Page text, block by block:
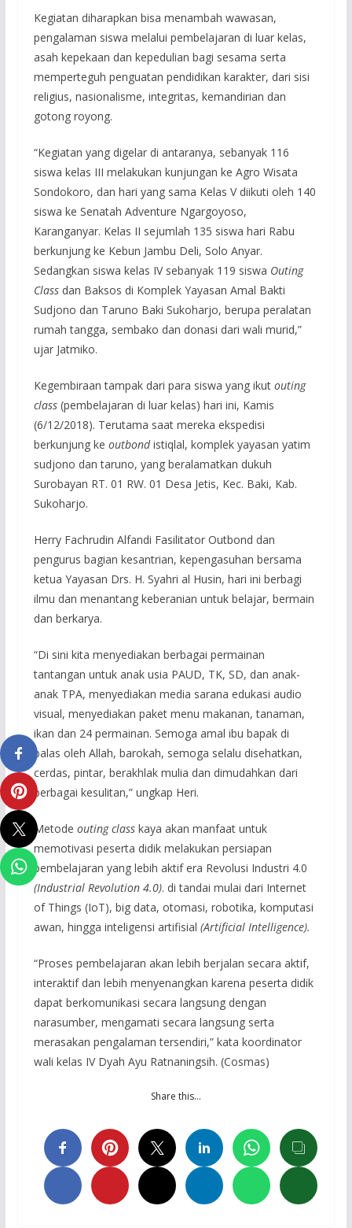
Kegiatan diharapkan bisa menambah wawasan,
pengalaman siswa melalui pembelajaran di luar kelas,
asah kepekaan dan kepedulian bagi sesama serta
memperteguh penguatan pendidikan karakter, dari sisi
religius, nasionalisme, integritas, kemandirian dan
gotong royong.
“Kegiatan yang digelar di antaranya, sebanyak 116
siswa kelas III melakukan kunjungan ke Agro Wisata
Sondokoro, dan hari yang sama Kelas V diikuti oleh 140
siswa ke Senatah Adventure Ngargoyoso,
Karanganyar. Kelas II sejumlah 135 siswa hari Rabu
berkunjung ke Kebun Jambu Deli, Solo Anyar.
Sedangkan siswa kelas IV sebanyak 119 siswa Outing
Classdan Baksos di Komplek Yayasan Amal Bakti
Sudjono dan Taruno Baki Sukoharjo, berupa peralatan
rumah tangga, sembako dan donasi dari wali murid,”
ujar Jatmiko.
Kegembiraan tampak dari para siswa yang ikut outing
class(pembelajaran di luar kelas) hari ini, Kamis
(6/12/2018). Terutama saat mereka ekspedisi
berkunjung ke outbondistiqlal, komplek yayasan yatim
sudjono dan taruno, yang beralamatkan dukuh
Surobayan RT. 01 RW. 01 Desa Jetis, Kec. Baki, Kab.
Sukoharjo.
Herry Fachrudin Alfandi Fasilitator Outbond dan
pengurus bagian kesantrian, kepengasuhan bersama
ketua Yayasan Drs. H. Syahri al Husin, hari ini berbagi
ilmu dan menantang keberanian untuk belajar, bermain
dan berkarya.
“Di sini kita menyediakan berbagai permainan
tantangan untuk anak usia PAUD, TK, SD, dan anak-
anak TPA, menyediakan media sarana edukasi audio
visual, menyediakan paket menu makanan, tanaman,
ikan dan 24 permainan. Semoga amal ibu bapak di
balas oleh Allah, barokah, semoga selalu disehatkan,
cerdas, pintar, berakhlak mulia dan dimudahkan dari
berbagai kesulitan,” ungkap Heri.
Metode outing classkaya akan manfaat untuk
memotivasi peserta didik melakukan persiapan
pembelajaran yang lebih aktif era Revolusi Industri 4.0
(Industrial Revolution 4.0). di tandai mulai dari Internet
of Things (IoT), big data, otomasi, robotika, komputasi
awan, hingga inteligensi artifisial (Artificial Intelligence).
“Proses pembelajaran akan lebih berjalan secara aktif,
interaktif dan lebih menyenangkan karena peserta didik
dapat berkomunikasi secara langsung dengan
narasumber, mengamati secara langsung serta
merasakan pengalaman tersendiri,” kata koordinator
wali kelas IV Dyah Ayu Ratnaningsih. (Cosmas)
Share this…